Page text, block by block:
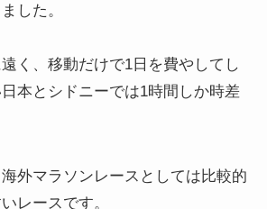
した。
く、移動だけで1日を費やしてし
本とシドニーでは1時間しか時差
外マラソンレースとしては比較的
レースです。